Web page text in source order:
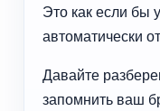
Это как если бы
автоматически
Давайте
запомнить ваш